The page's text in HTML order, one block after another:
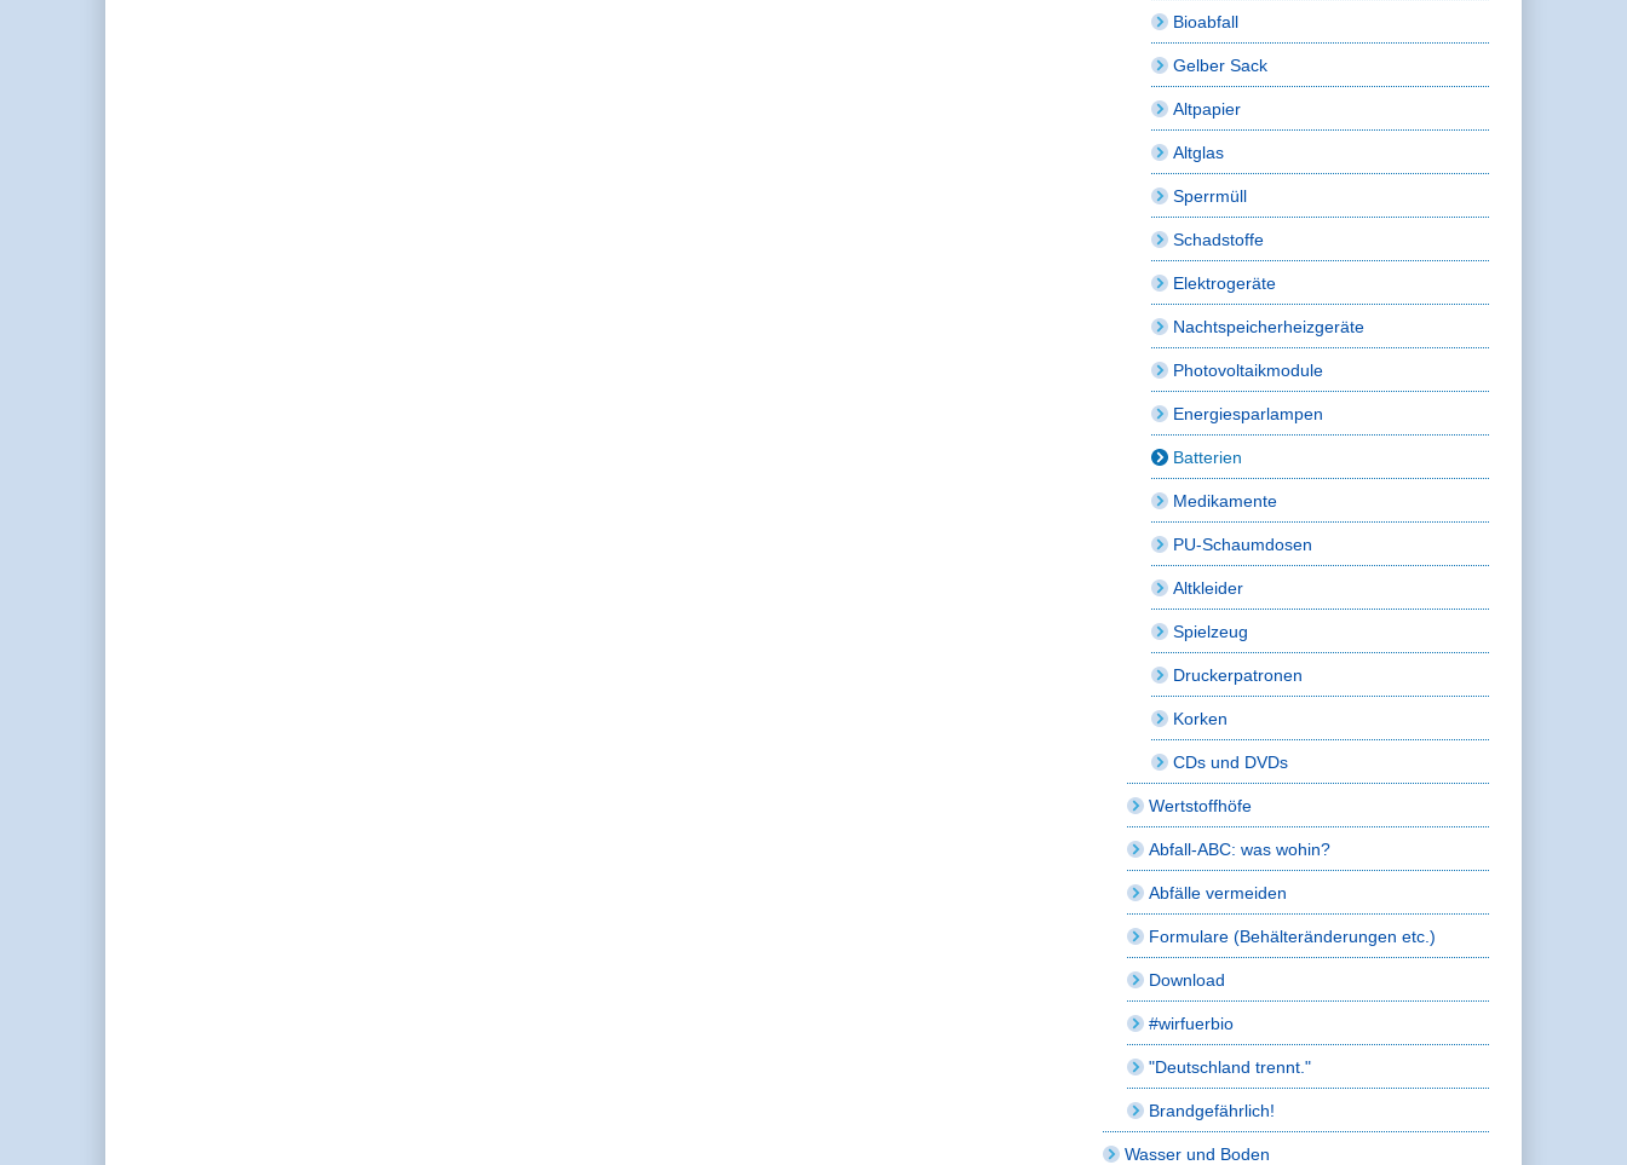
Bioabfall
Gelber Sack
Altpapier
Altglas
Sperrmüll
Schadstoffe
Elektrogeräte
Nachtspeicherheizgeräte
Photovoltaikmodule
Energiesparlampen
Batterien
Medikamente
PU-Schaumdosen
Altkleider
Spielzeug
Druckerpatronen
Korken
CDs und DVDs
Wertstoffhöfe
Abfall-ABC: was wohin?
Abfälle vermeiden
Formulare (Behälteränderungen etc.)
Download
#wirfuerbio
"Deutschland trennt."
Brandgefährlich!
Wasser und Boden